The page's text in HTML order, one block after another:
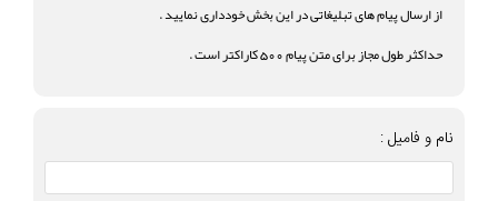
از ارسال پیام های تبلیغاتی در این بخش خودداری نمایید .
حداکثر طول مجاز برای متن پیام 500 کاراکتر است .
نام و فامیل :